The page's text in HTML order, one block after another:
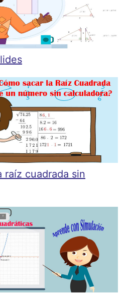
raíz cuadrada sin